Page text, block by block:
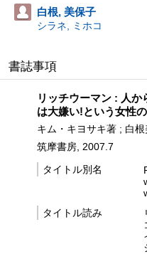
白根, 美保子
シラネ, ミホコ
書誌事項
リッチウーマン : 人
は大嫌い!という女性
キム・キヨサキ著 ; 白
筑摩書房, 2007.7
タイトル別名
タイトル読み